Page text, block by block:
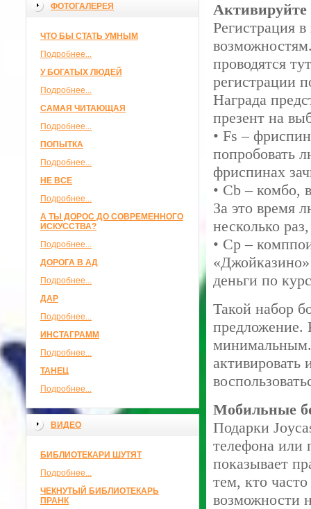
ФОТОГАЛЕРЕЯ
ЧТО БЫ СТАТЬ УМНЫМ
Подробнее...
У БОГАТЫХ ЛЮДЕЙ
Подробнее...
САМАЯ ЧИТАЮЩАЯ
Подробнее...
ПОПЫТКА
Подробнее...
НЕ ВСЕ
Подробнее...
А ТЫ ДОРОС ДО СОВРЕМЕННОГО
ИСКУССТВА?
Подробнее...
ДОРОГА В АД
Подробнее...
ДАР
Подробнее...
ИНСТАГРАММ
Подробнее...
ТАНЕЦ
Подробнее...
ВИДЕО
БИБЛИОТЕКАРИ ШУТЯТ
Подробнее...
ЧЕКНУТЫЙ БИБЛИОТЕКАРЬ
ПРАНК
Активируйте
Регистрация
проводятся
регистрации
Награда
презент на
• Fs –
попробовать
фриспинах
• Cb – комбо,
За это время
несколько
• Cp –
деньги по
Такой набор
предложение.
минимальным.
активировать
Мобильные
Подарки
телефона или
показывает
тем, кто
возможности